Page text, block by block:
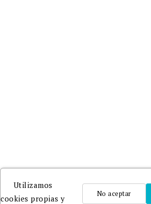
Utilizamos
cookies propias y
No aceptar